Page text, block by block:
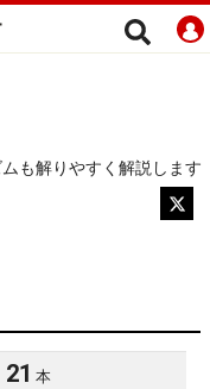
も解りやすく解説します
21 本